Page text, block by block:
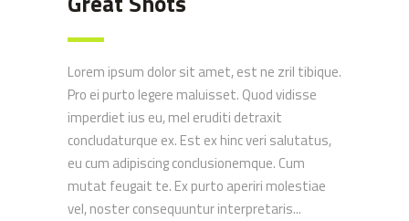
Lorem ipsum dolor sit amet, est ne zril tibique.
Pro ei purto legere maluisset. Quod vidisse
imperdiet ius eu, mel eruditi detraxit
concludaturque ex. Est ex hinc veri salutatus,
eu cum adipiscing conclusionemque. Cum
mutat feugait te. Ex purto aperiri molestiae
vel, noster consequuntur interpretaris...